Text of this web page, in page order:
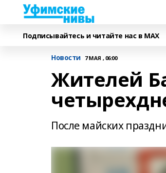
Подписывайтесь и читайте нас в MAX
Новости 7 МАЯ , 06:00
Жителей
После майских